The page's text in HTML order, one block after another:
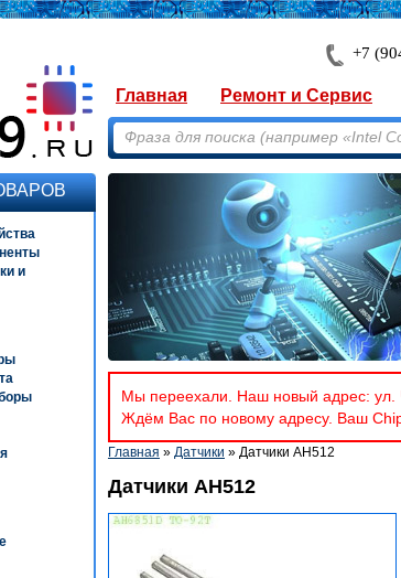
+7
Главная Ремонт и Сервис
и
Мы переехали. Наш новый адрес: ул.
Ждём Вас по новому адресу. Ваш
Главная » Датчики » Датчики AH512
Датчики AH512